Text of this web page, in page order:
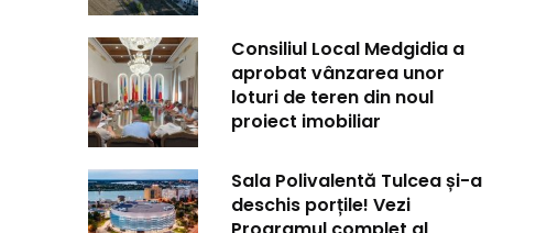
Consiliul Local Medgidia a
aprobat vânzarea unor
loturi de teren din noul
proiect imobiliar
Sala Polivalentă Tulcea și-a
deschis porțile! Vezi